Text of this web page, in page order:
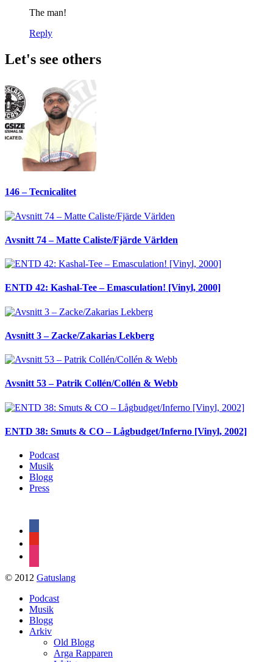
The man!
Reply
Let's see others
146 – Tecnicalitet
Avsnitt 74 – Matte Caliste/Fjärde Världen
ENTD 42: Kashal-Tee – Emasculation! [Vinyl, 2000]
Avsnitt 3 – Zacke/Zakarias Lekberg
Avsnitt 53 – Patrik Collén/Collén & Webb
ENTD 38: Smuts & CO – Lågbudget/Inferno [Vinyl, 2002]
Podcast
Musik
Blogg
Press
© 2012 Gatuslang
Podcast
Musik
Blogg
Arkiv
Old Blogg
Arga Rapparen